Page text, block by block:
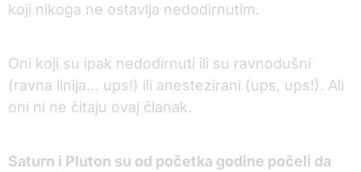
koji nikoga ne ostavlja nedodirnutim.
Oni koji su ipak nedodirnuti ili su ravnodušni
(ravna linija… ups!) ili anestezirani (ups, ups!). Ali
oni ni ne čitaju ovaj članak.
Saturn i Pluton su od početka godine počeli da